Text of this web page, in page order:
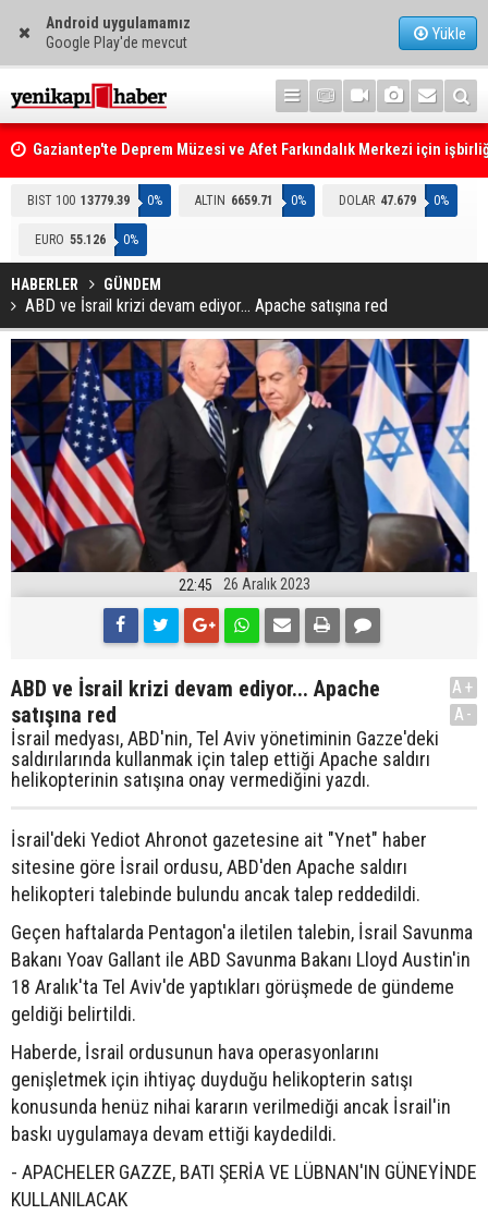
Android uygulamamız
Google Play'de mevcut
Yükle
Gaziantep'te Deprem Müzesi ve Afet Farkındalık Merkezi için
protokolü imzalandı
Resmi Gazete'de Bugün
BIST 100 13779.39 0% ALTIN 6659.71 0% DOLAR 47.679 0%
EURO 55.126 0%
HABERLER GÜNDEM
ABD ve İsrail krizi devam ediyor... Apache satışına red
22:45 26 Aralık 2023
ABD ve İsrail krizi devam ediyor... Apache
satışına red
İsrail medyası, ABD'nin, Tel Aviv yönetiminin Gazze'deki
saldırılarında kullanmak için talep ettiği Apache saldırı
helikopterinin satışına onay vermediğini yazdı.
A+
A-
İsrail'deki Yediot Ahronot gazetesine ait "Ynet" haber
sitesine göre İsrail ordusu, ABD'den Apache saldırı
helikopteri talebinde bulundu ancak talep reddedildi.
Geçen haftalarda Pentagon'a iletilen talebin, İsrail Savunma
Bakanı Yoav Gallant ile ABD Savunma Bakanı Lloyd Austin'in
18 Aralık'ta Tel Aviv'de yaptıkları görüşmede de gündeme
geldiği belirtildi.
Haberde, İsrail ordusunun hava operasyonlarını
genişletmek için ihtiyaç duyduğu helikopterin satışı
konusunda henüz nihai kararın verilmediği ancak İsrail'in
baskı uygulamaya devam ettiği kaydedildi.
- APACHELER GAZZE, BATI ŞERİA VE LÜBNAN'IN GÜNEYİNDE
KULLANILACAK